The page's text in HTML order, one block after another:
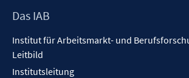
Footer
Das IAB
Institut für Arbeitsmarkt- und
Leitbild
Institutsleitung